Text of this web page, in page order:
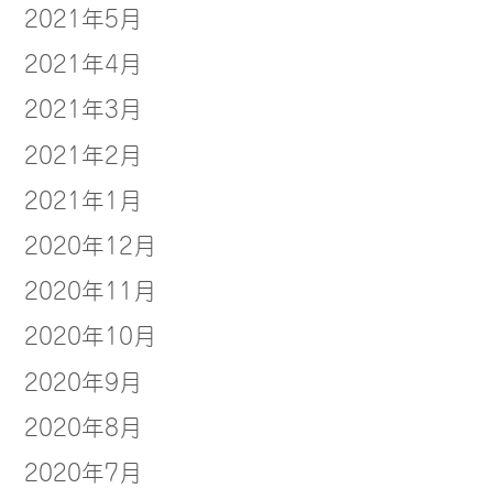
2021年5月
2021年4月
2021年3月
2021年2月
2021年1月
2020年12月
2020年11月
2020年10月
2020年9月
2020年8月
2020年7月